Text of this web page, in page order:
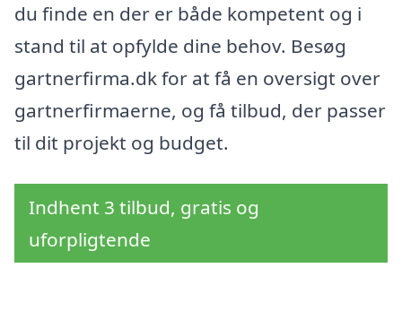
du finde en der er både kompetent og i
stand til at opfylde dine behov. Besøg
gartnerfirma.dk for at få en oversigt over
gartnerfirmaerne, og få tilbud, der passer
til dit projekt og budget.
Indhent 3 tilbud, gratis og
uforpligtende